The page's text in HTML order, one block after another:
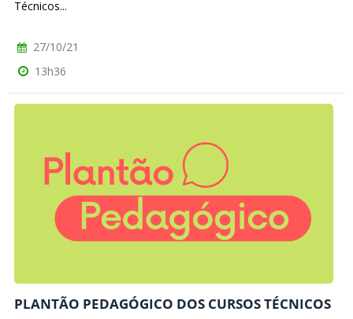
Técnicos...
27/10/21
13h36
PLANTÃO PEDAGÓGICO DOS CURSOS TÉCNICOS